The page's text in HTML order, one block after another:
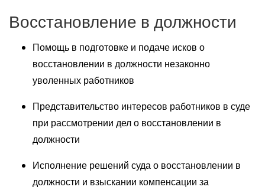
Восстановление в должности
Помощь в подготовке и подаче исков о
восстановлении в должности незаконно
уволенных работников
Представительство интересов работников в суде
при рассмотрении дел о восстановлении в
должности
Исполнение решений суда о восстановлении в
должности и взыскании компенсации за